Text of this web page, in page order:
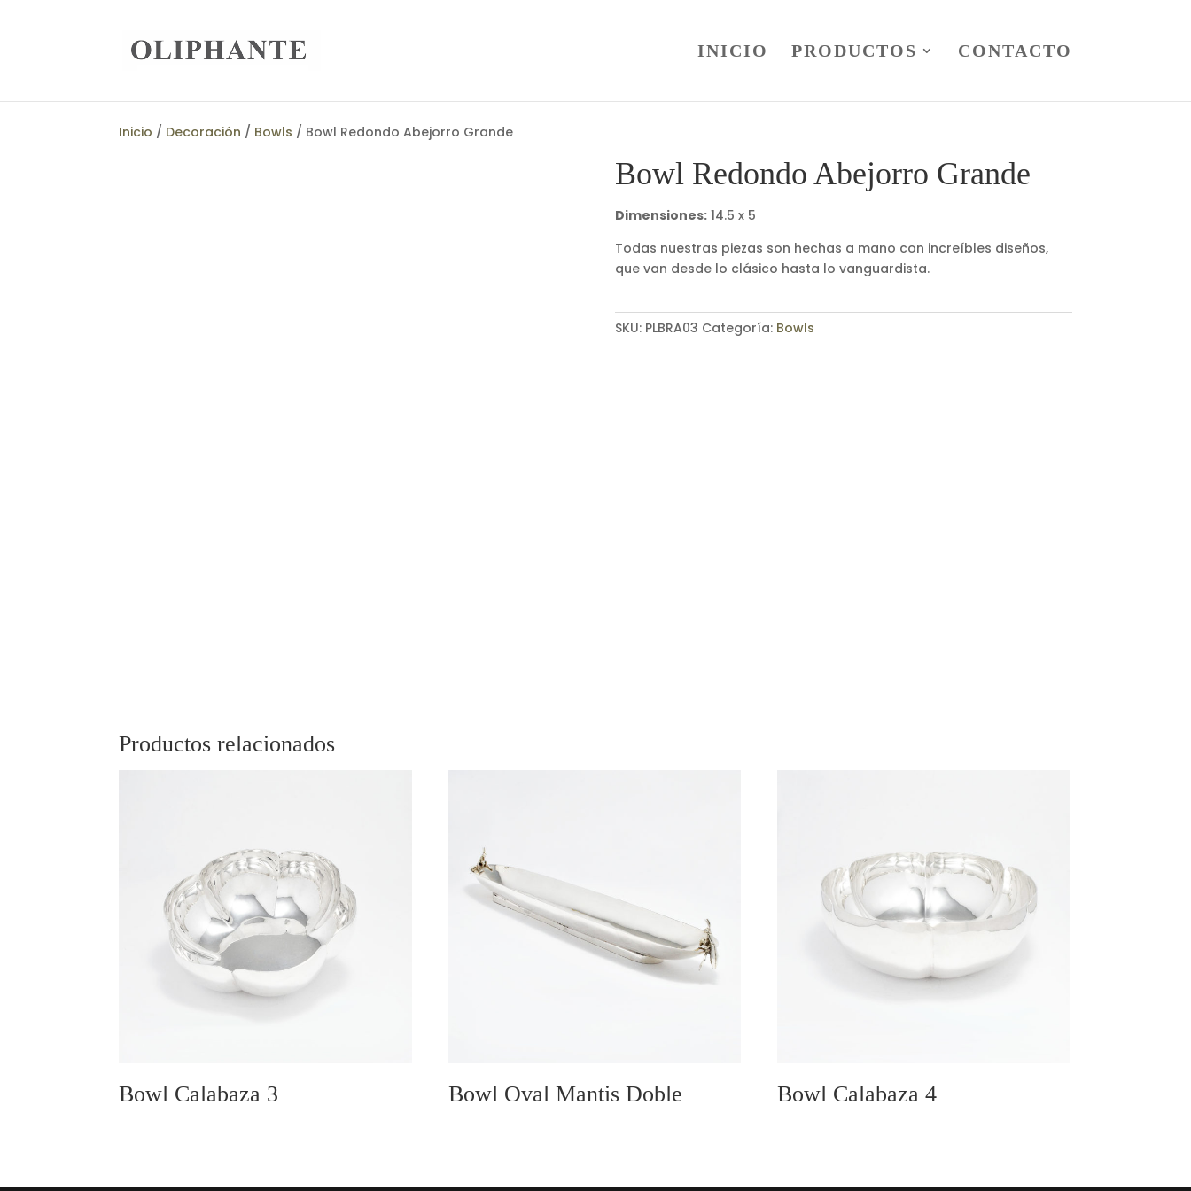
INICIO PRODUCTOS CONTACTO
Inicio / Decoración / Bowls / Bowl Redondo Abejorro Grande
Bowl Redondo Abejorro Grande
Dimensiones:14.5 x 5
Todas nuestras piezas son hechas a mano con increíbles diseños,
que van desde lo clásico hasta lo vanguardista.
SKU: PLBRA03 Categoría: Bowls
Productos relacionados
Bowl Calabaza 3 Bowl Oval Mantis Doble Bowl Calabaza 4